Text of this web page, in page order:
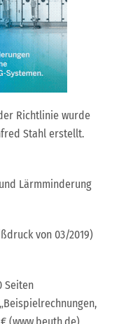
Richtlinie wurde
Stahl erstellt.
Lärmminderung
von 03/2019)
Seiten